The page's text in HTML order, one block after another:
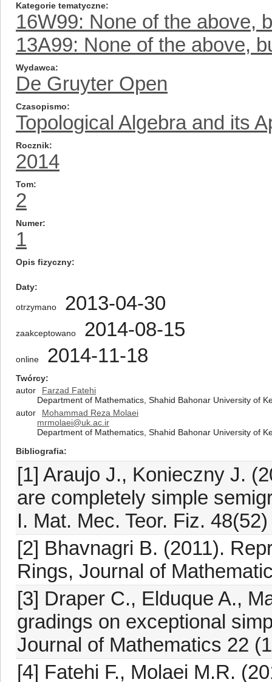
Kategorie tematyczne
16W99: None of the above,
13A99: None of the above,
Wydawca
De Gruyter Open
Czasopismo
Topological Algebra and its
Rocznik
2014
Tom
2
Numer
1
Opis fizyczny
Daty
otrzymano 2013-04-30
zaakceptowano 2014-08-15
online 2014-11-18
Twórcy
autor
Farzad Fatehi
Department of Mathematics, Shahid Bahonar University of
autor
Mohammad Reza Molaei
mrmolaei@uk.ac.ir
Department of Mathematics, Shahid Bahonar University of
Bibliografia
[1] Araujo J., Konieczny J.
are completely simple
I. Mat. Mec. Teor. Fiz.
[2] Bhavnagri B. (2011).
Rings, Journal of
[3] Draper C., Elduque A.,
gradings on exceptional
Journal of Mathematics 22
[4] Fatehi F., Molaei M.R.